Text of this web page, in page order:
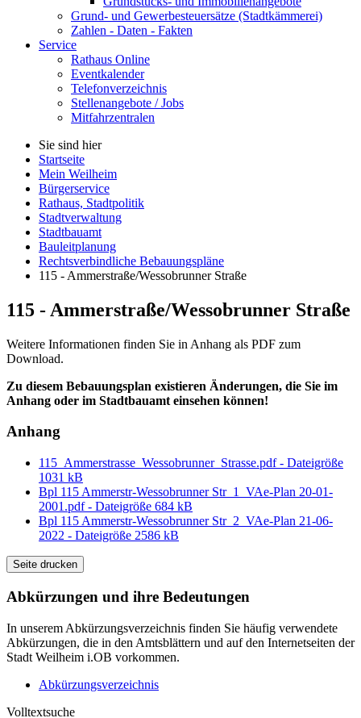
Grund- und Gewerbesteuersätze (Stadtkämmerei)
Zahlen - Daten - Fakten
Service
Rathaus Online
Eventkalender
Telefonverzeichnis
Stellenangebote / Jobs
Mitfahrzentralen
Sie sind hier
Startseite
Mein Weilheim
Bürgerservice
Rathaus, Stadtpolitik
Stadtverwaltung
Stadtbauamt
Bauleitplanung
Rechtsverbindliche Bebauungspläne
115 - Ammerstraße/Wessobrunner Straße
115 - Ammerstraße/Wessobrunner Straße
Weitere Informationen finden Sie in Anhang als PDF zum
Download.
Zu diesem Bebauungsplan existieren Änderungen, die Sie im
Anhang oder im Stadtbauamt einsehen können!
Anhang
115_Ammerstrasse_Wessobrunner_Strasse.pdf - Dateigröße
1031 kB
Bpl 115 Ammerstr-Wessobrunner Str_1_VAe-Plan 20-01-
2001.pdf - Dateigröße 684 kB
Bpl 115 Ammerstr-Wessobrunner Str_2_VAe-Plan 21-06-
2022 - Dateigröße 2586 kB
Seite drucken
Abkürzungen und ihre Bedeutungen
In unserem Abkürzungsverzeichnis finden Sie häufig verwendete
Abkürzungen, die in den Amtsblättern und auf den Internetseiten der
Stadt Weilheim i.OB vorkommen.
Abkürzungsverzeichnis
Volltextsuche